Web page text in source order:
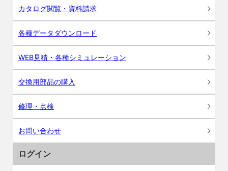
カタログ閲覧・資料請求
各種データダウンロード
WEB見積・各種シミュレーション
交換用部品の購入
修理・点検
お問い合わせ
ログイン